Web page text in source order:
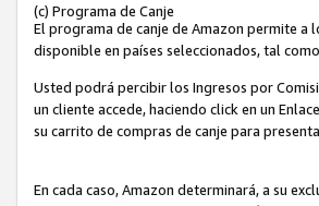
(c) Programa de Canje
El programa de canje de Amazon permite a
disponible en países seleccionados, tal
Usted podrá percibir los Ingresos por
un cliente accede, haciendo click en un
su carrito de compras de canje para
En cada caso, Amazon determinará, a su